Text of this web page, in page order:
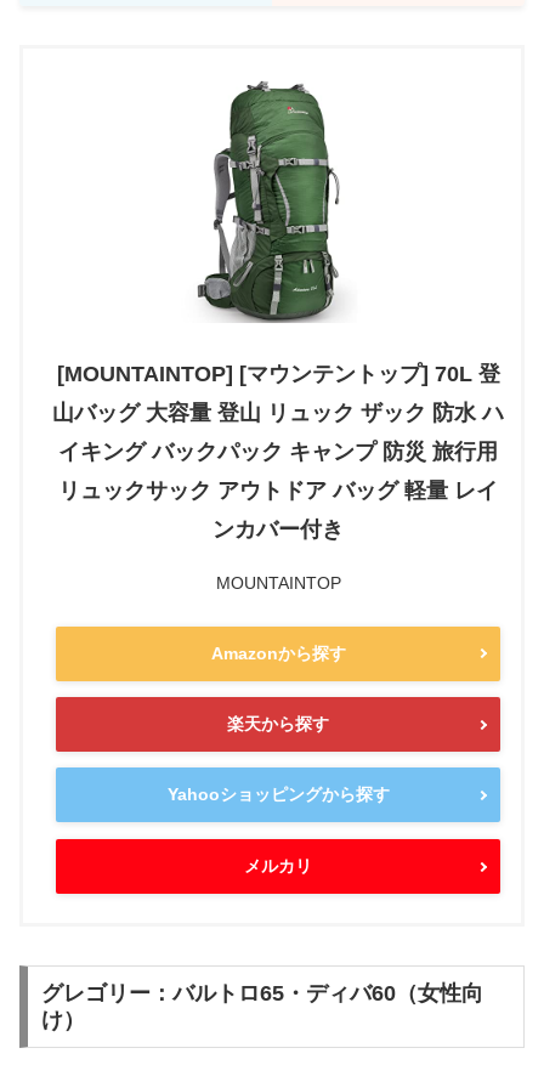
[MOUNTAINTOP] [マウンテントップ] 70L 登
山バッグ 大容量 登山 リュック ザック 防水 ハ
イキング バックパック キャンプ 防災 旅行用
リュックサック アウトドア バッグ 軽量 レイ
ンカバー付き
MOUNTAINTOP
Amazonから探す
楽天から探す
Yahooショッピングから探す
メルカリ
グレゴリー：バルトロ65・ディバ60（女性向
け）